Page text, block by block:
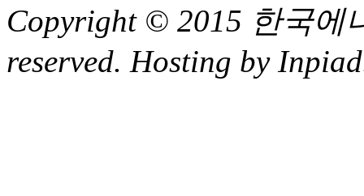
Copyright © 2015 한국에
reserved. Hosting by